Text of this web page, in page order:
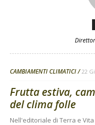
CAMBIAMENTI CLIMATICI 22
Frutta estiva,
del clima folle
Nell'editoriale di Terra e